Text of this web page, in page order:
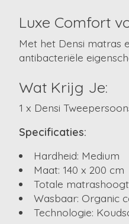
Luxe Comfort
Met het Densi matras
antibacteriële
Wat Krijg Je:
1 x Densi
Specificaties:
Hardheid: Medium
Maat: 140 x 200 cm
Totale
Wasbaar: Organic
Technologie: